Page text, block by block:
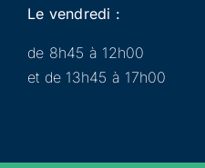
Le vendredi :
de 8h45 à 12h00
et de 13h45 à 17h00